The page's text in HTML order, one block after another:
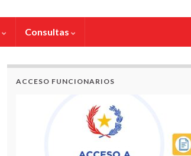
Consultas
ACCESO FUNCIONARIOS